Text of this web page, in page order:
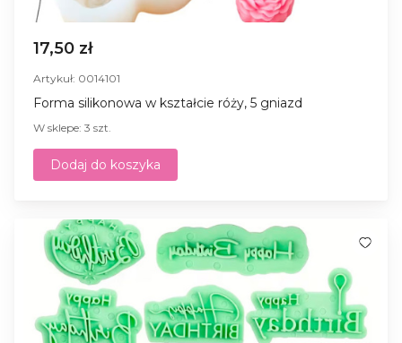
17,50 zł
Artykuł: 0014101
Forma silikonowa w kształcie róży, 5 gniazd
W sklepe: 3 szt.
Dodaj do koszyka